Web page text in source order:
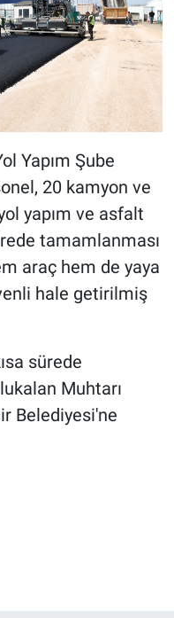
Yapım Şube
20 kamyon ve
yapım ve asfalt
tamamlanması
araç hem de yaya
hale getirilmiş
sürede
Muhtarı
Belediyesi'ne